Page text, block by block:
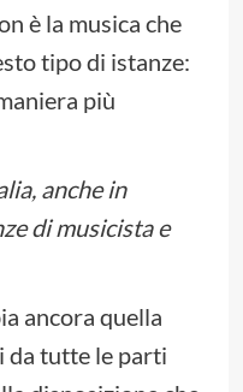
è la musica che
tipo di istanze:
più
anche in
di musicista e
ancora quella
da tutte le parti